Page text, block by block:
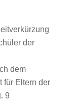
der
dem
für Eltern der
9